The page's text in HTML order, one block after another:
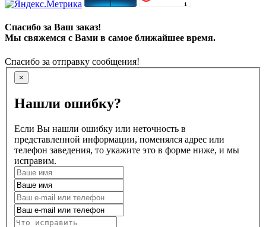
Спасибо за Ваш заказ!
Мы свяжемся с Вами в самое ближайшее время.
Спасибо за отправку сообщения!
×
Нашли ошибку?
Если Вы нашли ошибку или неточность в
представленной информации, поменялся адрес или
телефон заведения, то укажите это в форме ниже, и мы
исправим.